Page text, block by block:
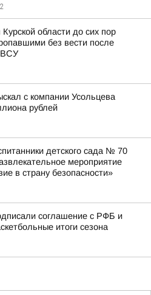
области до сих пор
без вести после
ВСУ
с компании Усольцева
рублей
детского сада № 70
мероприятие
в страну безопасности»
соглашение с РФБ и
итоги сезона